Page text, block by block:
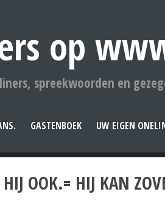
op
spreekwoorden en
GASTENBOEK UW EIGEN
OOK.= HIJ KAN